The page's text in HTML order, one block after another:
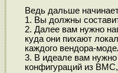
Ведь дальше
1. Вы должны
2. Далее вам нужно
куда они пихают
каждого вендора-
3. В идеале вам
конфигураций из